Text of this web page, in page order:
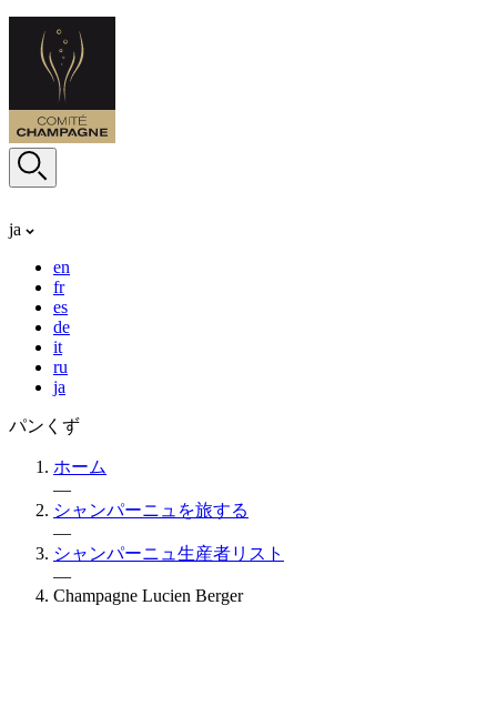
ja
en
fr
es
de
it
ru
ja
パンくず
ホーム
—
シャンパーニュを旅する
—
シャンパーニュ生産者リスト
—
Champagne Lucien Berger